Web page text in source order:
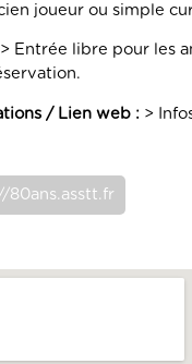
joueur ou simple
> Entrée libre pour les
/ Lien web : >
80ans.asstt.fr